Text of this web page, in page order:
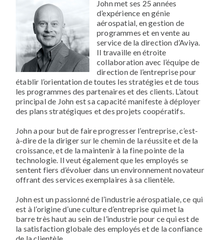
John met ses 25 années
d’expérience en génie
aérospatial, en gestion de
programmes et en vente au
service de la direction d’Aviya.
Il travaille en étroite
collaboration avec l’équipe de
direction de l’entreprise pour
établir l’orientation de toutes les stratégies et de tous
les programmes des partenaires et des clients. L’atout
principal de John est sa capacité manifeste à déployer
des plans stratégiques et des projets coopératifs.
John a pour but de faire progresser l’entreprise, c’est-
à-dire de la diriger sur le chemin de la réussite et de la
croissance, et de la maintenir à la fine pointe de la
technologie. Il veut également que les employés se
sentent fiers d’évoluer dans un environnement novateur
offrant des services exemplaires à sa clientèle.
John est un passionné de l’industrie aérospatiale, ce qui
est à l’origine d’une culture d’entreprise qui met la
barre très haut au sein de l’industrie pour ce qui est de
la satisfaction globale des employés et de la confiance